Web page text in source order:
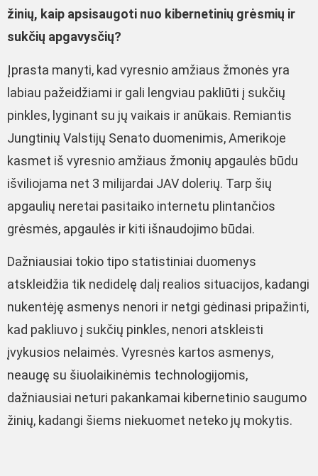
žinių, kaip apsisaugoti nuo kibernetinių grėsmių ir
sukčių apgavysčių?
Įprasta manyti, kad vyresnio amžiaus žmonės yra
labiau pažeidžiami ir gali lengviau pakliūti į sukčių
pinkles, lyginant su jų vaikais ir anūkais. Remiantis
Jungtinių Valstijų Senato duomenimis, Amerikoje
kasmet iš vyresnio amžiaus žmonių apgaulės būdu
išviliojama net 3 milijardai JAV dolerių. Tarp šių
apgaulių neretai pasitaiko internetu plintančios
grėsmės, apgaulės ir kiti išnaudojimo būdai.
Dažniausiai tokio tipo statistiniai duomenys
atskleidžia tik nedidelę dalį realios situacijos, kadangi
nukentėję asmenys nenori ir netgi gėdinasi pripažinti,
kad pakliuvo į sukčių pinkles, nenori atskleisti
įvykusios nelaimės. Vyresnės kartos asmenys,
neaugę su šiuolaikinėmis technologijomis,
dažniausiai neturi pakankamai kibernetinio saugumo
žinių, kadangi šiems niekuomet neteko jų mokytis.